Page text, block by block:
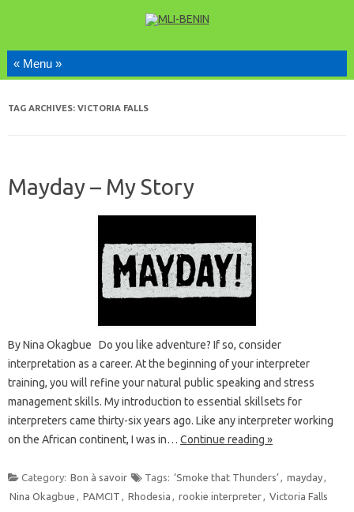
Skip to content
TAG ARCHIVES: VICTORIA FALLS
Mayday – My Story
By Nina Okagbue Do you like adventure? If so, consider
interpretation as a career. At the beginning of your interpreter
training, you will refine your natural public speaking and stress
management skills. My introduction to essential skillsets for
interpreters came thirty-six years ago. Like any interpreter working
on the African continent, I was in… Continue reading »
Category: Bon à savoir Tags: ‘Smoke that Thunders’, mayday,
Nina Okagbue , PAMCIT , Rhodesia , rookie interpreter, Victoria Falls